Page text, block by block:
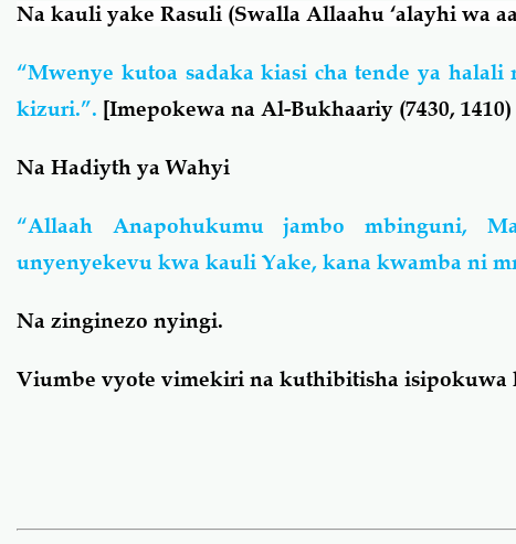
Nakauli yake Rasuli (Swalla Allaahu ‘alayhi wa
“Mwenye kutoa sadaka kiasi cha tende ya
kizuri.”. [Imepokewa na Al-Bukhaariy (7430,
Na Hadiyth ya Wahyi
“Allaah Anapohukumu jambo mbinguni,
unyenyekevu kwa kauli Yake, kana kwamba ni
Na zinginezo nyingi.
Viumbe vyote vimekiri na kuthibitisha isipokuwa